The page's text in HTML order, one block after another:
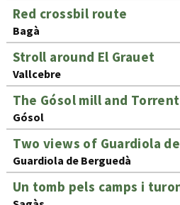
Red crossbil route
Bagà
Stroll around El Grauet
Vallcebre
The Gósol mill and
Gósol
Two views of Guardiola
Guardiola de Berguedà
Un tomb pels camps i